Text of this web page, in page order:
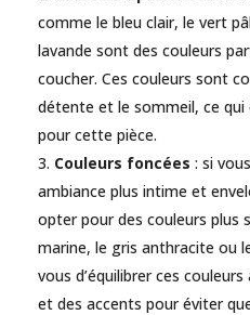
comme le bleu clair, le vert
lavande sont des couleurs
coucher. Ces couleurs sont
détente et le sommeil, ce
pour cette pièce.
Couleurs foncées : si
ambiance plus intime et
opter pour des couleurs plus
marine, le gris anthracite ou
vous d’équilibrer ces
et des accents pour éviter